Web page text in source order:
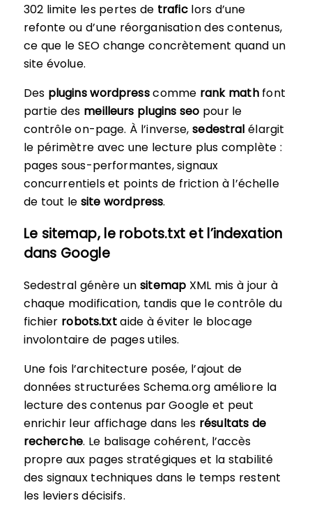
302 limite les pertes de traficlors d’une
refonte ou d’une réorganisation des contenus,
ce que le SEO change concrètement quand un
site évolue.
Des plugins wordpresscomme rank mathfont
partie des meilleurs plugins seo pour le
contrôle on-page. À l’inverse,sedestral élargit
le périmètre avec une lecture plus complète :
pages sous-performantes, signaux
concurrentiels et points de friction à l’échelle
de tout le site wordpress.
Le sitemap, le robots.txt et l’indexation
dans Google
Sedestral génère unsitemap XML mis à jour à
chaque modification, tandis que le contrôle du
fichier robots.txtaide à éviter le blocage
involontaire de pages utiles.
Une fois l’architecture posée, l’ajout de
données structurées Schema.org améliore la
lecture des contenus par Google et peut
enrichir leur affichage dans les résultats de
recherche. Le balisage cohérent, l’accès
propre aux pages stratégiques et la stabilité
des signaux techniques dans le temps restent
les leviers décisifs.